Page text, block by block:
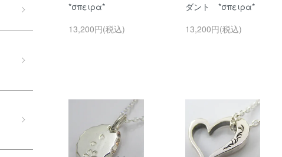
*σπειρα*
13,200円(税込)
ダント *σπειρα*
13,200円(税込)